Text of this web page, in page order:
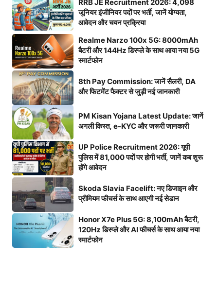
RRB JE Recruitment 2026: 4,098
जूनियर इंजीनियर पदों पर भर्ती, जानें योग्यता,
आवेदन और चयन प्रक्रिया
Realme Narzo 100x 5G: 8000mAh
बैटरी और 144Hz डिस्प्ले के साथ आया नया 5G
स्मार्टफोन
8th Pay Commission: जानें सैलरी, DA
और फिटमेंट फैक्टर से जुड़ी नई जानकारी
PM Kisan Yojana Latest Update: जानें
अगली किस्त, e-KYC और जरूरी जानकारी
UP Police Recruitment 2026: यूपी
पुलिस में 81,000 पदों पर होगी भर्ती, जानें कब शुरू
होंगे आवेदन
Skoda Slavia Facelift: नए डिजाइन और
प्रीमियम फीचर्स के साथ आएगी नई सेडान
Honor X7e Plus 5G: 8,100mAh बैटरी,
120Hz डिस्प्ले और AI फीचर्स के साथ आया नया
स्मार्टफोन